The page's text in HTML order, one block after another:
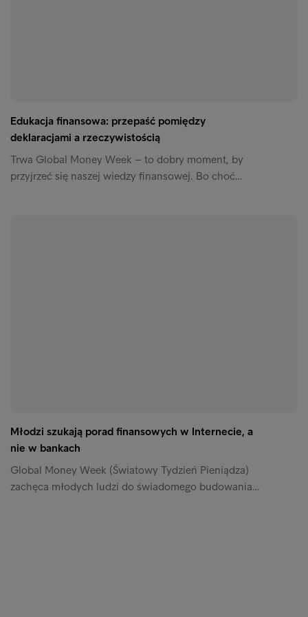
Edukacja finansowa: przepaść pomiędzy
deklaracjami a rzeczywistością
Trwa Global Money Week – to dobry moment, by
przyjrzeć się naszej wiedzy finansowej. Bo choć…
Młodzi szukają porad finansowych w Internecie, a
nie w bankach
Global Money Week (Światowy Tydzień Pieniądza)
zachęca młodych ludzi do świadomego budowania…